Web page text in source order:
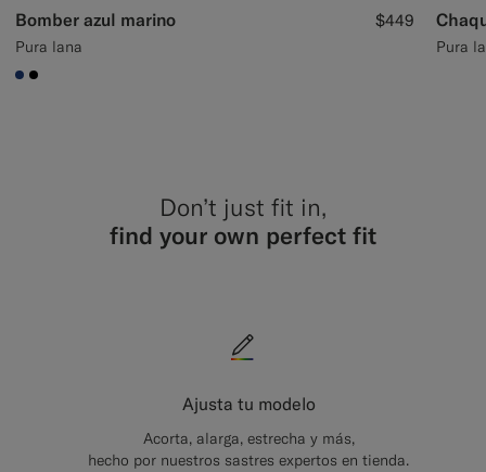
Bomber azul marino
Pura lana
$449
#1C3D7A
#000000
Pura
Don’t just fit in,
find your own perfect fit
Ajusta tu modelo
Acorta, alarga, estrecha y más,
hecho por nuestros sastres expertos en tienda.